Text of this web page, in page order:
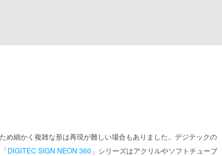
め細かく複雑な形は再現が難しい場合もありました。デジテックの
DIGITEC SIGN NEON 360 」シリーズはアクリルやソフトチューブ